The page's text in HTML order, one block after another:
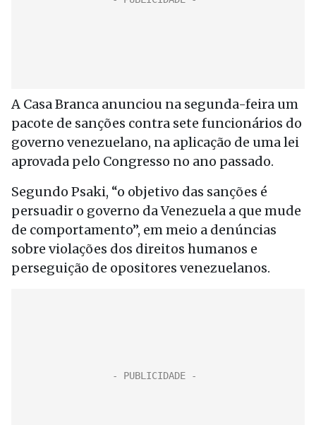
A Casa Branca anunciou na segunda-feira um
pacote de sanções contra sete funcionários do
governo venezuelano, na aplicação de uma lei
aprovada pelo Congresso no ano passado.
Segundo Psaki, “o objetivo das sanções é
persuadir o governo da Venezuela a que mude
de comportamento”, em meio a denúncias
sobre violações dos direitos humanos e
perseguição de opositores venezuelanos.